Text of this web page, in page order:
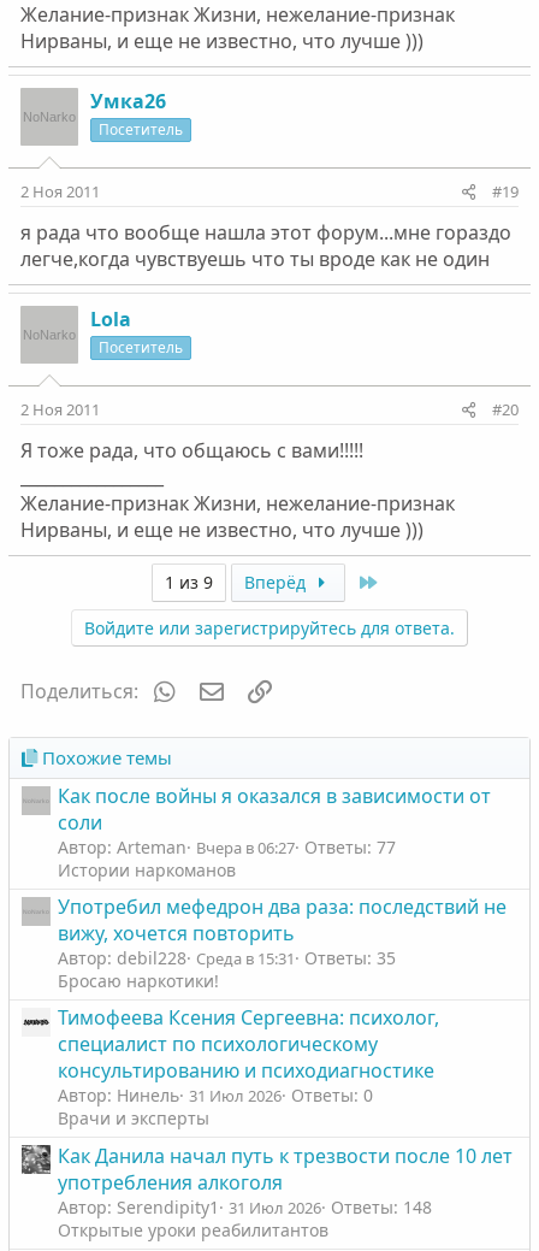
Желание-признак Жизни, нежелание-признак
Нирваны, и еще не известно, что лучше )))
Умка26
Посетитель
2 Ноя 2011 #19
я рада что вообще нашла этот форум...мне гораздо
легче,когда чувствуешь что ты вроде как не один
Lola
Посетитель
2 Ноя 2011 #20
Я тоже рада, что общаюсь с вами!!!!!
Желание-признак Жизни, нежелание-признак
Нирваны, и еще не известно, что лучше )))
1 из 9 Вперёд
Войдите или зарегистрируйтесь для ответа.
Поделиться: WhatsAppЭлектронная почта
Похожие темы
Как после войны я оказался в зависимости от
соли
Автор: Arteman Вчера в 06:27 Ответы: 77
Истории наркоманов
Употребил мефедрон два раза: последствий не
вижу, хочется повторить
Автор: debil228 Среда в 15:31
Ответы: 35
Бросаю наркотики!
Тимофеева Ксения Сергеевна: психолог,
специалист по психологическому
консультированию и психодиагностике
Автор: Нинель 31 Июл 2026 Ответы: 0
Врачи и эксперты
Как Данила начал путь к трезвости после 10 лет
употребления алкоголя
Автор: Serendipity1 31 Июл 2026 Ответы: 148
Открытые уроки реабилитантов